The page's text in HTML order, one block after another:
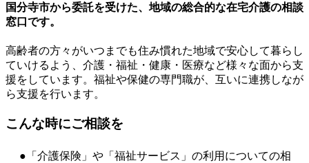
国分寺市から委託を受けた、地域の総合的な在宅介護の相談
窓口です。
高齢者の方々がいつまでも住み慣れた地域で安心して暮らし
ていけるよう、介護・福祉・健康・医療など様々な面から支
援をしています。福祉や保健の専門職が、互いに連携しなが
ら支援を行います。
こんな時にご相談を
●「介護保険」や「福祉サービス」の利用についての相